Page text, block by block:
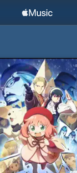
Musicをインストール